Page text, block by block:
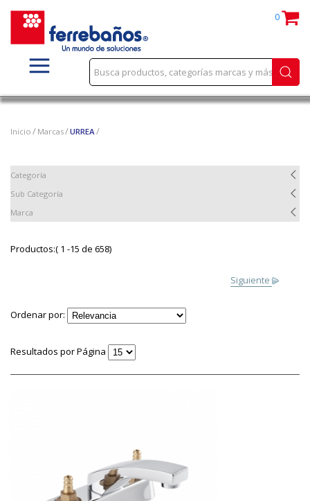
0
Inicio Marcas URREA
Categoría
Sub Categoría
Marca
Productos:( 1 -15 de 658)
Siguiente
Ordenar por:
Resultados por Página